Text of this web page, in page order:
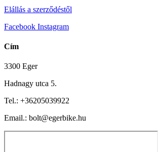
Elállás a szerződéstől
Facebook Instagram
Cím
3300 Eger
Hadnagy utca 5.
Tel.: +36205039922
Email.: bolt@egerbike.hu